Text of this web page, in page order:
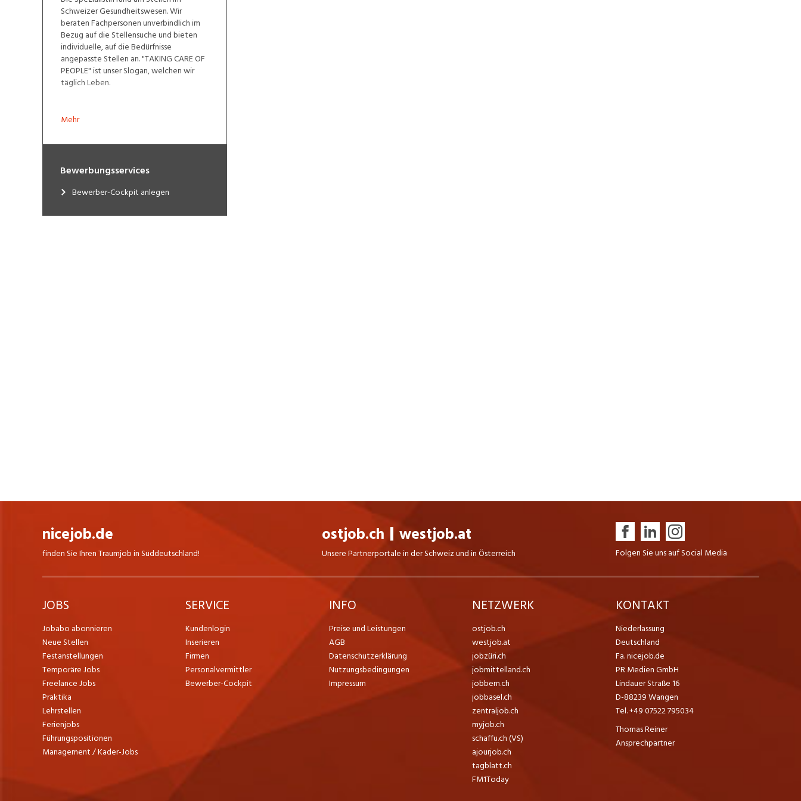
Schweizer Gesundheitswesen. Wir
beraten Fachpersonen unverbindlich im
Bezug auf die Stellensuche und bieten
individuelle, auf die Bedürfnisse
angepasste Stellen an. "TAKING CARE OF
PEOPLE" ist unser Slogan, welchen wir
täglich Leben.
Mehr
Bewerbungsservices
Bewerber-Cockpit anlegen
nicejob.de
finden Sie Ihren Traumjob in Süddeutschland!
ostjob.ch westjob.at
Unsere Partnerportale in der Schweiz und in Österreich Folgen Sie uns auf Social Media
JOBS
Jobabo abonnieren
Neue Stellen
Festanstellungen
Temporäre Jobs
Freelance Jobs
Praktika
Lehrstellen
Ferienjobs
Führungspositionen
Management / Kader-Jobs
SERVICE
Kundenlogin
Inserieren
Firmen
Personalvermittler
Bewerber-Cockpit
INFO
Preise und Leistungen
AGB
Datenschutzerklärung
Nutzungsbedingungen
Impressum
NETZWERK
ostjob.ch
westjob.at
jobzüri.ch
jobmittelland.ch
jobbern.ch
jobbasel.ch
zentraljob.ch
myjob.ch
schaffu.ch (VS)
ajourjob.ch
tagblatt.ch
FM1Today
KONTAKT
Niederlassung
Deutschland
Fa. nicejob.de
PR Medien GmbH
Lindauer Straße 16
D-88239 Wangen
Tel. +49 07522 795034
Thomas Reiner
Ansprechpartner